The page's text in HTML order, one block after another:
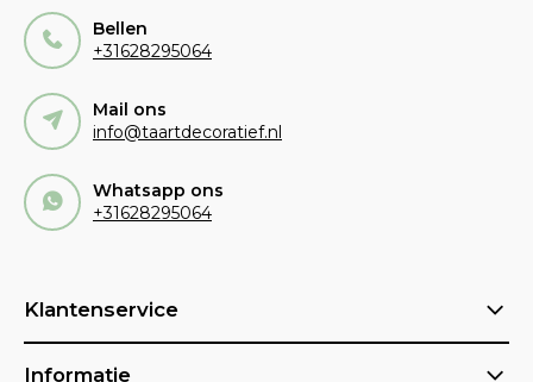
Bellen
+31628295064
Mail ons
info@taartdecoratief.nl
Whatsapp ons
+31628295064
Klantenservice
Informatie